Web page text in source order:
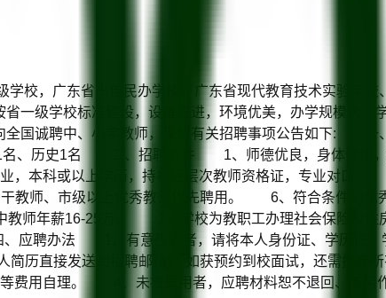
，广东省十佳民办学校、广东省现代教育技术实验学校
一级学校标准建设，设备先进，环境优美，办学规模大，
国诚聘中、小学教师，现将有关招聘事项公告如下:
历史1名 二、招聘条件 1、师德优良，身体健康，
，本科或以上学历，持相应层次教师资格证，专业对
干教师、市级以上优秀教师优先聘用。 6、符合条件
中教师年薪16-25万。 2、学校为教职工办理社会保险
办法 1、有意应聘者，请将本人身份证、学历证、学
简历直接发送到招聘邮箱)。如获预约到校面试，还需携
用自理。 4、未被录用者，应聘材料恕不退回、不另作